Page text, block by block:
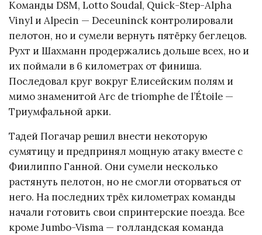
Команды DSM, Lotto Soudal, Quick-Step-Alpha
Vinyl и Alpecin — Deceuninck контролировали
пелотон, но и сумели вернуть пятёрку беглецов.
Рухт и Шахманн продержались дольше всех, но и
их поймали в 6 километрах от финиша.
Последовал круг вокруг Елисейским полям и
мимо знаменитой Arc de triomphe de l’Étoile —
Триумфальной арки.
Тадей Погачар решил внести некоторую
сумятицу и предпринял мощную атаку вместе с
Фиилиппо Ганной. Они сумели несколько
растянуть пелотон, но не смогли оторваться от
него. На последних трёх километрах команды
начали готовить свои спринтерские поезда. Все
кроме Jumbo-Visma — голландская команда